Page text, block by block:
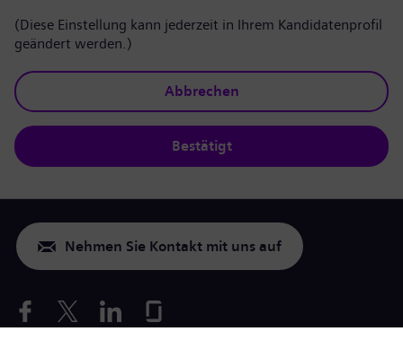
(Diese Einstellung kann jederzeit in Ihrem Kandidatenprofil
geändert werden.)
Abbrechen
Bestätigt
Nehmen Sie Kontakt mit uns auf